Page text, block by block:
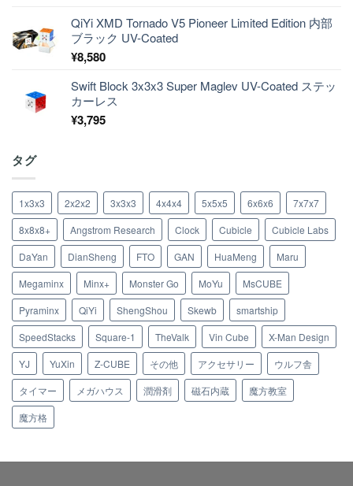
QiYi XMD Tornado V5 Pioneer Limited Edition 内部
ブラック UV-Coated
¥8,580
Swift Block 3x3x3 Super Maglev UV-Coated ステッ
カーレス
¥3,795
タグ
1x3x3 2x2x2 3x3x3 4x4x4 5x5x5 6x6x6
7x7x7
8x8x8+
Angstrom Research Clock Cubicle
Cubicle Labs
DaYan
DianSheng FTO GAN HuaMeng
Maru
Megaminx
Minx+ Monster Go MoYu
MsCUBE
Pyraminx
QiYi ShengShou Skewb
smartship
SpeedStacks
Square-1 TheValk Vin Cube
X-Man Design
YJ
YuXin Z-CUBE その他 アクセサリー
ウルフ舎
タイマー
メガハウス 潤滑剤 磁石内蔵
魔方教室
魔方格